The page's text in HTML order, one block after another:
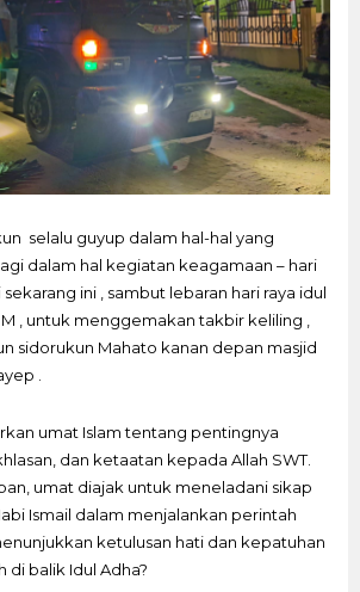
selalu guyup dalam hal-hal yang
dalam hal kegiatan keagamaan – hari
ini , sambut lebaran hari raya idul
M , untuk menggemakan takbir keliling ,
sidorukun Mahato kanan depan masjid
.
umat Islam tentang pentingnya
dan ketaatan kepada Allah SWT.
umat diajak untuk meneladani sikap
Ismail dalam menjalankan perintah
ketulusan hati dan kepatuhan
di balik Idul Adha?